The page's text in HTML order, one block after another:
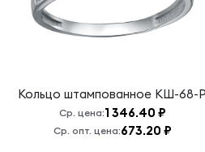
Кольцо штампованное КШ-68-Р
Ср. цена:1 346.40 ₽
Ср. опт. цена:673.20 ₽